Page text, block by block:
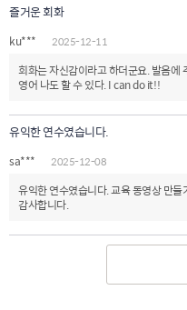
즐거운 회화
ku*** 2025-12-11
회화는 자신감이라고 하더군요. 발음에
영어 나도 할 수 있다. I can do it!!
유익한 연수였습니다.
sa*** 2025-12-08
유익한 연수였습니다. 교육 동영상 만
감사합니다.